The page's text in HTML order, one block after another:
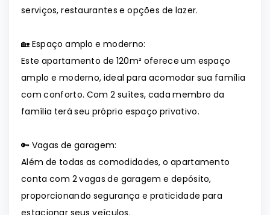
serviços, restaurantes e opções de lazer.
🏡 Espaço amplo e moderno:
Este apartamento de 120m² oferece um espaço
amplo e moderno, ideal para acomodar sua família
com conforto. Com 2 suítes, cada membro da
família terá seu próprio espaço privativo.
🔑 Vagas de garagem:
Além de todas as comodidades, o apartamento
conta com 2 vagas de garagem e depósito,
proporcionando segurança e praticidade para
estacionar seus veículos.